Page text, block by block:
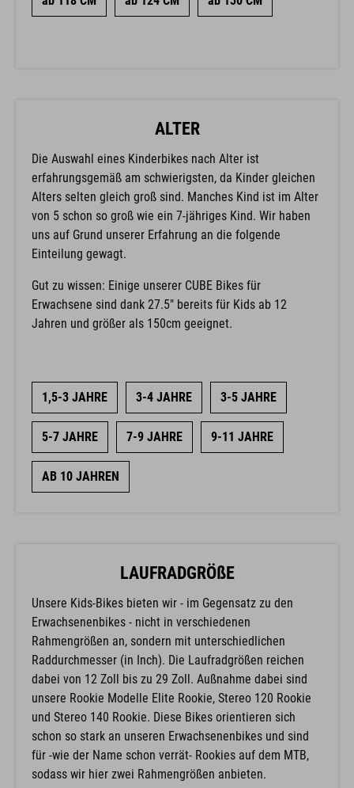
ALTER
Die Auswahl eines Kinderbikes nach Alter ist
erfahrungsgemäß am schwierigsten, da Kinder gleichen
Alters selten gleich groß sind. Manches Kind ist im Alter
von 5 schon so groß wie ein 7-jähriges Kind. Wir haben
uns auf Grund unserer Erfahrung an die folgende
Einteilung gewagt.
Gut zu wissen: Einige unserer CUBE Bikes für
Erwachsene sind dank 27.5" bereits für Kids ab 12
Jahren und größer als 150cm geeignet.
1,5-3 JAHRE 3-4 JAHRE 3-5 JAHRE
5-7 JAHRE 7-9 JAHRE 9-11 JAHRE
AB 10 JAHREN
LAUFRADGRÖßE
Unsere Kids-Bikes bieten wir - im Gegensatz zu den
Erwachsenenbikes - nicht in verschiedenen
Rahmengrößen an, sondern mit unterschiedlichen
Raddurchmesser (in Inch). Die Laufradgrößen reichen
dabei von 12 Zoll bis zu 29 Zoll. Außnahme dabei sind
unsere Rookie Modelle Elite Rookie, Stereo 120 Rookie
und Stereo 140 Rookie. Diese Bikes orientieren sich
schon so stark an unseren Erwachsenenbikes und sind
für -wie der Name schon verrät- Rookies auf dem MTB,
sodass wir hier zwei Rahmengrößen anbieten.